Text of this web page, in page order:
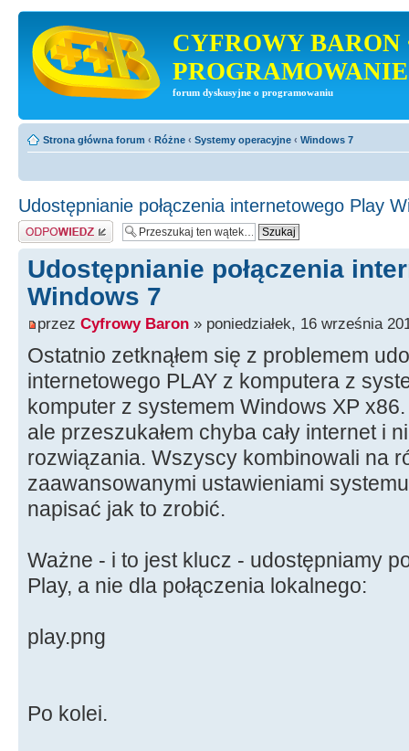
CYFROWY BARON
PROGRAMOWANIE
forum dyskusyjne o programowaniu
Strona główna forum ‹ Różne ‹ Systemy operacyjne ‹ Windows 7
Udostępnianie połączenia internetowego Play
Odpowiedz
Udostępnianie połączenia
Windows 7
przez Cyfrowy Baron » poniedziałek, 16 września
Ostatnio zetknąłem się z problemem
internetowego PLAY z komputera z
komputer z systemem Windows XP x86.
ale przeszukałem chyba cały internet i
rozwiązania. Wszyscy kombinowali na
zaawansowanymi ustawieniami
napisać jak to zrobić.
Ważne - i to jest klucz - udostępniamy
Play, a nie dla połączenia lokalnego:
play.png
Po kolei.